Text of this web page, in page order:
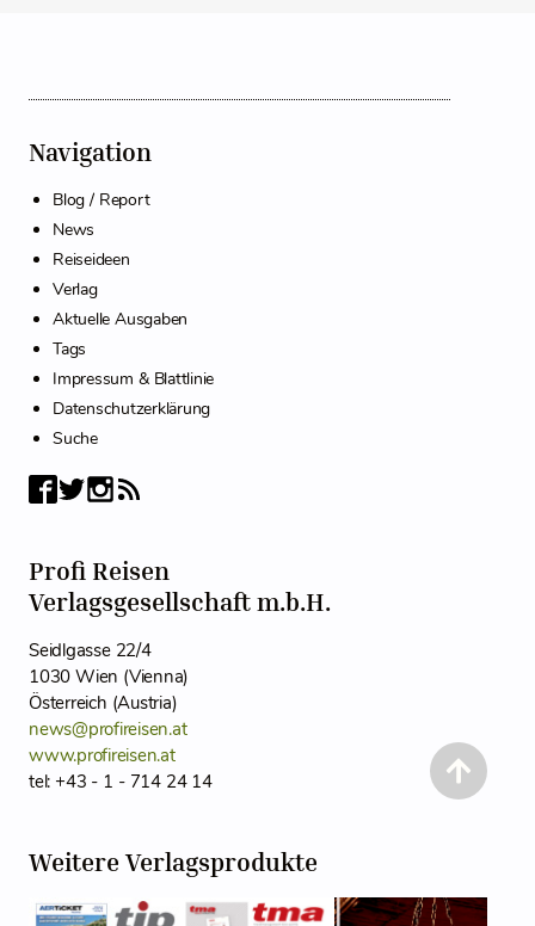
Navigation
Blog / Report
News
Reiseideen
Verlag
Aktuelle Ausgaben
Tags
Impressum & Blattlinie
Datenschutzerklärung
Suche
Profi Reisen
Verlagsgesellschaft m.b.H.
Seidlgasse 22/4
1030 Wien (Vienna)
Österreich (Austria)
news@profireisen.at
www.profireisen.at
tel: +43 - 1 - 714 24 14
Weitere Verlagsprodukte